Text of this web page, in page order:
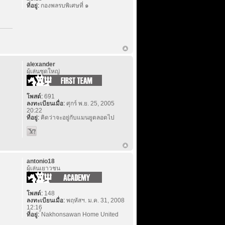
ที่อยู่:กองพลรบพิเศษที่ ๑
alexander
ผู้เล่นชุดใหญ่
โพสต์:691
ลงทะเบียนเมื่อ:ศุกร์ พ.ย. 25, 2005
20:22
ที่อยู่:คิดว่าจะอยู่กับแมนยูตลอดไป
antonio18
ผู้เล่นเยาวชน
โพสต์:148
ลงทะเบียนเมื่อ:พฤหัสฯ. ม.ค. 31, 2008
12:16
ที่อยู่:์Nakhonsawan Home United